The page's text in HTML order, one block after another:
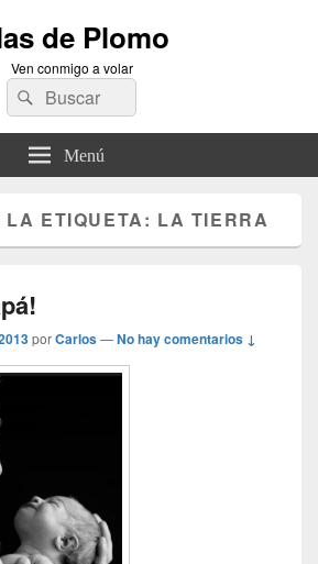
de Plomo
Ven conmigo a volar
Buscar
por:
Buscar
Menú
ETIQUETA: LA TIERRA
porCarlos—No hay comentarios ↓